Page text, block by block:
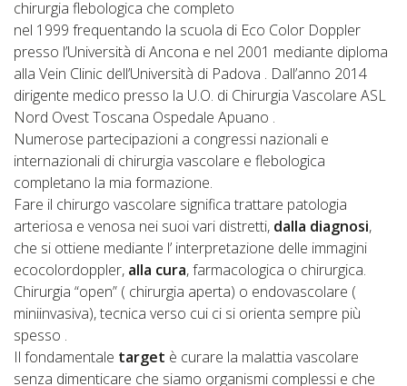
chirurgia flebologica che completo
nel 1999 frequentando la scuola di Eco Color Doppler
presso l’Università di Ancona e nel 2001 mediante diploma
alla Vein Clinic dell’Università di Padova . Dall’anno 2014
dirigente medico presso la U.O. di Chirurgia Vascolare ASL
Nord Ovest Toscana Ospedale Apuano .
Numerose partecipazioni a congressi nazionali e
internazionali di chirurgia vascolare e flebologica
completano la mia formazione.
Fare il chirurgo vascolare significa trattare patologia
arteriosa e venosa nei suoi vari distretti, dalla diagnosi,
che si ottiene mediante l’ interpretazione delle immagini
ecocolordoppler, alla cura, farmacologica o chirurgica.
Chirurgia “open” ( chirurgia aperta) o endovascolare (
miniinvasiva), tecnica verso cui ci si orienta sempre più
spesso .
Il fondamentale target è curare la malattia vascolare
senza dimenticare che siamo organismi complessi e che